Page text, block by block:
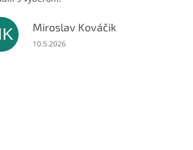
Miroslav Kováčik
Hodnotenie obchodu je 5 z 5 hviezdičiek.
10.5.2026